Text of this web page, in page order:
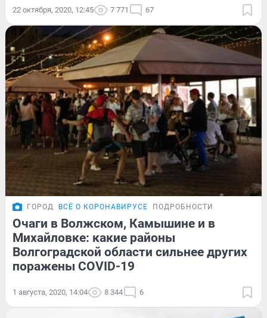
22 октября, 2020, 12:45 7 771 67
ГОРОД ВСЁ О КОРОНАВИРУСЕ ПОДРОБНОСТИ
Очаги в Волжском, Камышине и в
Михайловке: какие районы
Волгоградской области сильнее других
поражены COVID-19
1 августа, 2020, 14:04 8 344 6